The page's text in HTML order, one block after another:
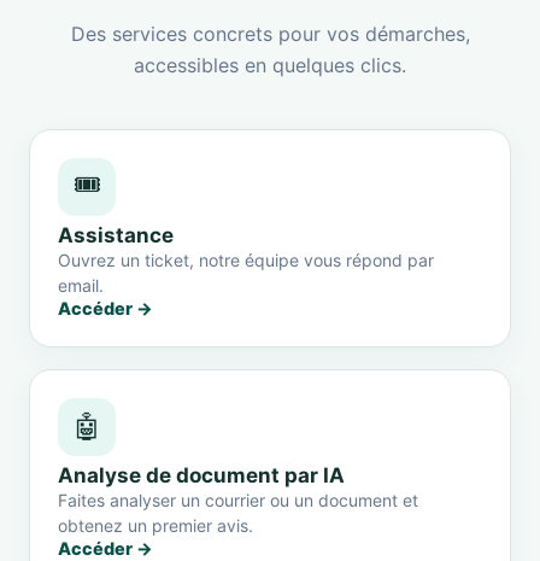
Des services concrets pour vos démarches,
accessibles en quelques clics.
🎟️
Assistance
Ouvrez un ticket, notre équipe vous répond par
email.
Accéder →
🤖
Analyse de document par IA
Faites analyser un courrier ou un document et
obtenez un premier avis.
Accéder →